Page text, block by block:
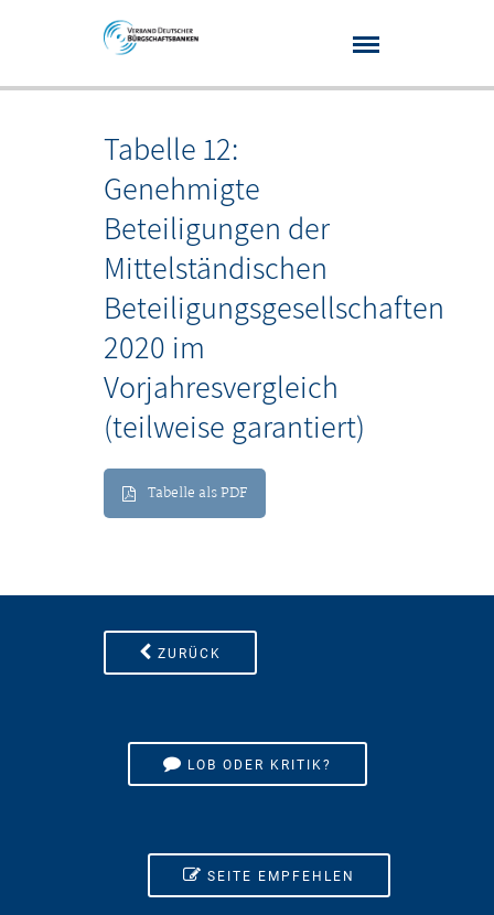
Tabelle 12:
Genehmigte
Beteiligungen der
Mittelständischen
Beteiligungsgesellschaften
2020 im
Vorjahresvergleich
(teilweise garantiert)
Tabelle als PDF
ZURÜCK
LOB ODER KRITIK?
SEITE EMPFEHLEN